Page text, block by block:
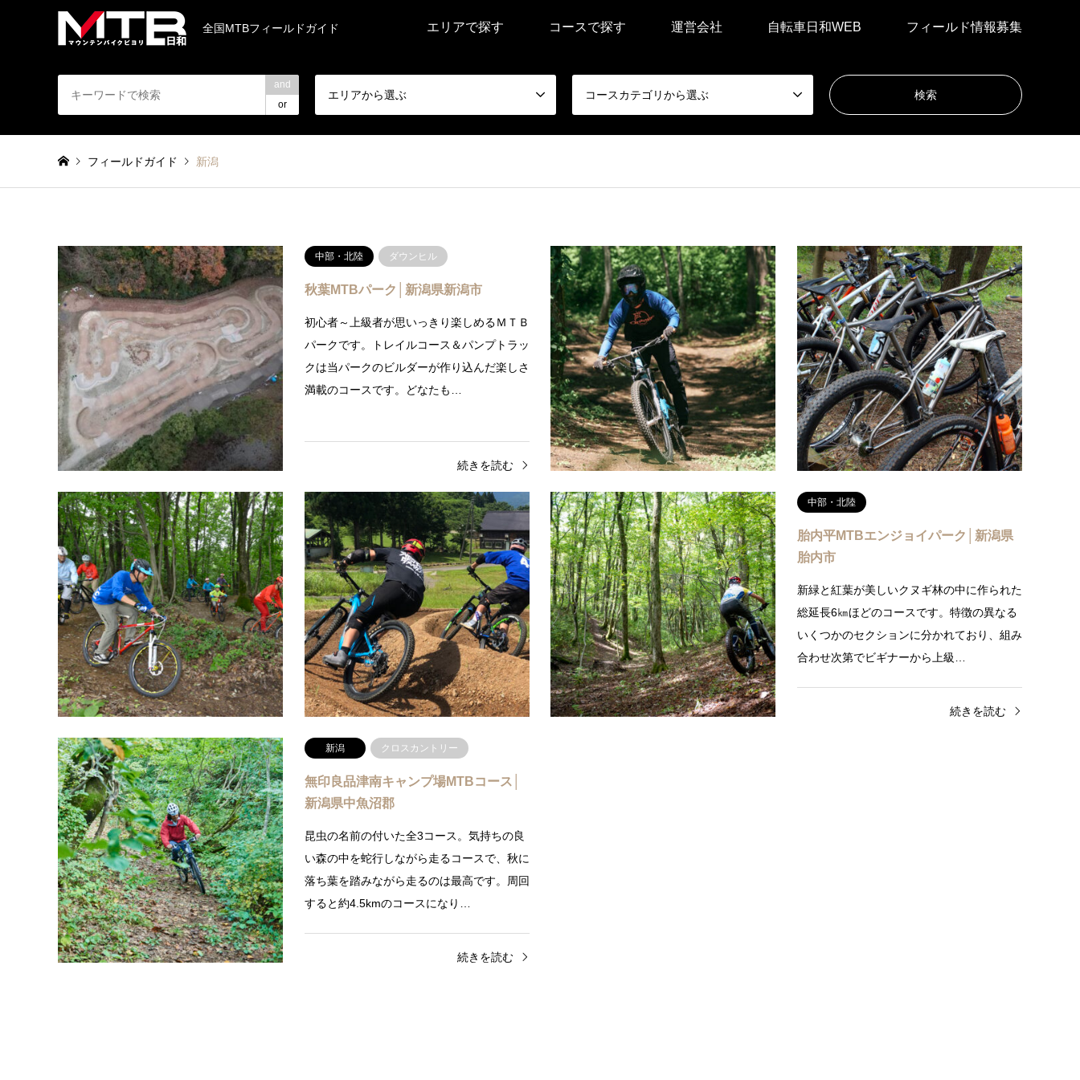
全国MTBフィールドガイド エリアで探す コースで探す 運営会社 自転車日和WEB フィールド情報募集
and
or
エリアから選ぶ コースカテゴリから選ぶ
フィールドガイド 新潟
中部・北陸 ダウンヒル
秋葉MTBパーク│新潟県新潟市
初心者～上級者が思いっきり楽しめるＭＴＢ
パークです。トレイルコース＆パンプトラッ
クは当パークのビルダーが作り込んだ楽しさ
満載のコースです。どなたも…
続きを読む
中部・北陸 ダウンヒル
アルペンブリックMTBパーク│新潟県
妙高市
妙高山を背に、野尻湖を望む絶景と地形を活
かしたMTBパーク。初心者やお子様が安
心・安全に楽しめる緩やかな斜面のビギナー
コース、林間を駆け抜けるフロート…
続きを読む
新潟 ダウンヒル
GSC TRAIL│新潟県三条市
三条市大崎山公園内のショートダウンヒルコ
ース。県央トレイルクラブを中心とした地元
有志により制作、維持、管理されている。
「誰もが気兼ねなくマウンテン…
続きを読む
新潟 ダウンヒル
八海山麓MTBパーク（八海山麓スキー
場内）│新潟県南魚沼市
デュアルスラローム、NYトレイルコース、
DHコース、キッズコースと初級者から上級
者まで楽しめるコースです。フィールド情報
アクセス
続きを読む
中部・北陸
胎内平MTBエンジョイパーク│新潟県
胎内市
新緑と紅葉が美しいクヌギ林の中に作られた
総延長6㎞ほどのコースです。特徴の異なる
いくつかのセクションに分かれており、組み
合わせ次第でビギナーから上級…
続きを読む
新潟 クロスカントリー
無印良品津南キャンプ場MTBコース│
新潟県中魚沼郡
昆虫の名前の付いた全3コース。気持ちの良
い森の中を蛇行しながら走るコースで、秋に
落ち葉を踏みながら走るのは最高です。周回
すると約4.5kmのコースになり…
続きを読む